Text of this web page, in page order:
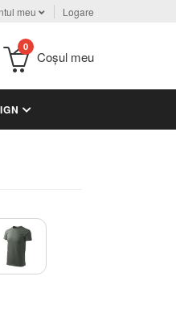
meu Logare
0
Coşul meu